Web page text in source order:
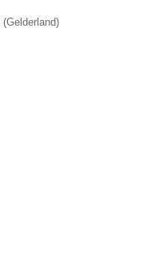
(Gelderland)